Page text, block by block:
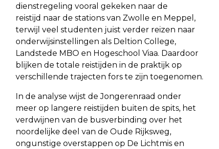
dienstregeling vooral gekeken naar de
reistijd naar de stations van Zwolle en Meppel,
terwijl veel studenten juist verder reizen naar
onderwijsinstellingen als Deltion College,
Landstede MBO en Hogeschool Viaa. Daardoor
blijken de totale reistijden in de praktijk op
verschillende trajecten fors te zijn toegenomen.
In de analyse wijst de Jongerenraad onder
meer op langere reistijden buiten de spits, het
verdwijnen van de busverbinding over het
noordelijke deel van de Oude Rijksweg,
ongunstige overstappen op De Lichtmis en